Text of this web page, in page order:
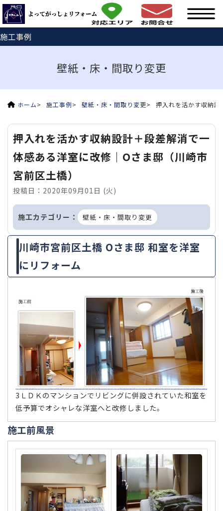
施工事例
壁紙・床・間取り変更
ホーム 施工事例 壁紙・床・間取り変更 押入れを活かす収納
押入れを活かす収納設計＋段差解消で一
体感ある洋室に改修｜Oさま邸（川崎市
宮前区土橋）
投稿日：2020年09月01日 (火)
施工カテゴリー： 壁紙・床・間取り変更
川崎市宮前区土橋 Oさま邸 和室を洋室
にリフォーム
3ＬＤＫのマンションでリビングに併設されていた和室を
低予算でオシャレな洋室へと改修しました。
施工前風景